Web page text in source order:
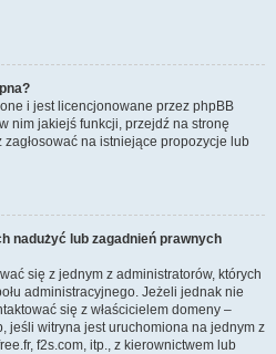
i jest licencjonowane przez phpBB
nim jakiejś funkcji, przejdź na stronę
zagłosować na istniejące propozycje lub
nadużyć lub zagadnień prawnych
się z jednym z administratorów, których
administracyjnego. Jeżeli jednak nie
się z właścicielem domeny –
jeśli witryna jest uruchomiona na jednym z
f2s.com, itp., z kierownictwem lub